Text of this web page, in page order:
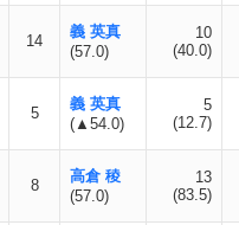
14
義 英真
(57.0)
10
(40.0)
5
義 英真
(▲54.0)
5
(12.7)
8
高倉 稜
(57.0)
13
(83.5)